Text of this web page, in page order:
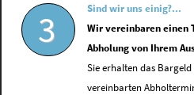
3
Sind wir uns einig?...
Wir vereinbaren einen
Abholung von Ihrem
Sie erhalten das Bargeld
vereinbarten